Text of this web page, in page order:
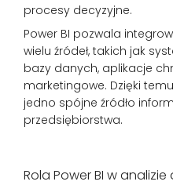
procesy decyzyjne.
Power BI pozwala
wielu źródeł, takich jak
bazy danych, aplikacje
marketingowe. Dzięki
jedno spójne źródło
przedsiębiorstwa.
Rola Power BI w